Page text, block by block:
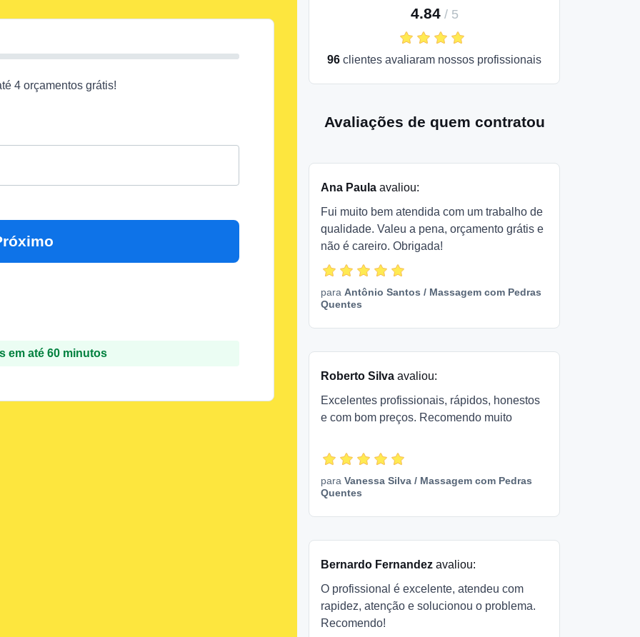
4 orçamentos grátis!
em até 60 minutos
4.84/ 5
96 clientes avaliaram nossos profissionais
Avaliações de quem contratou
Ana Paula avaliou:
Fui muito bem atendida com um trabalho de
qualidade. Valeu a pena, orçamento grátis e
não é careiro. Obrigada!
para Antônio Santos / Massagem com Pedras
Quentes
Roberto Silva avaliou:
Excelentes profissionais, rápidos, honestos
e com bom preços. Recomendo muito
para Vanessa Silva / Massagem com Pedras
Quentes
Bernardo Fernandez avaliou:
O profissional é excelente, atendeu com
rapidez, atenção e solucionou o problema.
Recomendo!